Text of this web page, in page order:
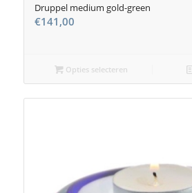
Druppel medium gold-green
€141,00
Opties selecteren